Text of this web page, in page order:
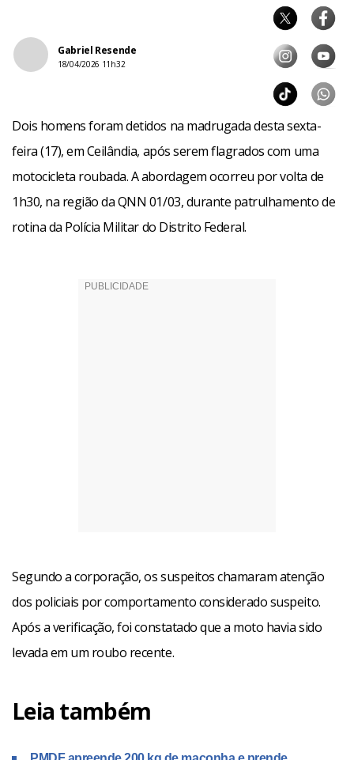
Gabriel Resende
18/04/2026 11h32
Dois homens foram detidos na madrugada desta sexta-
feira (17), em Ceilândia, após serem flagrados com uma
motocicleta roubada. A abordagem ocorreu por volta de
1h30, na região da QNN 01/03, durante patrulhamento de
rotina da Polícia Militar do Distrito Federal.
Segundo a corporação, os suspeitos chamaram atenção
dos policiais por comportamento considerado suspeito.
Após a verificação, foi constatado que a moto havia sido
levada em um roubo recente.
Leia também